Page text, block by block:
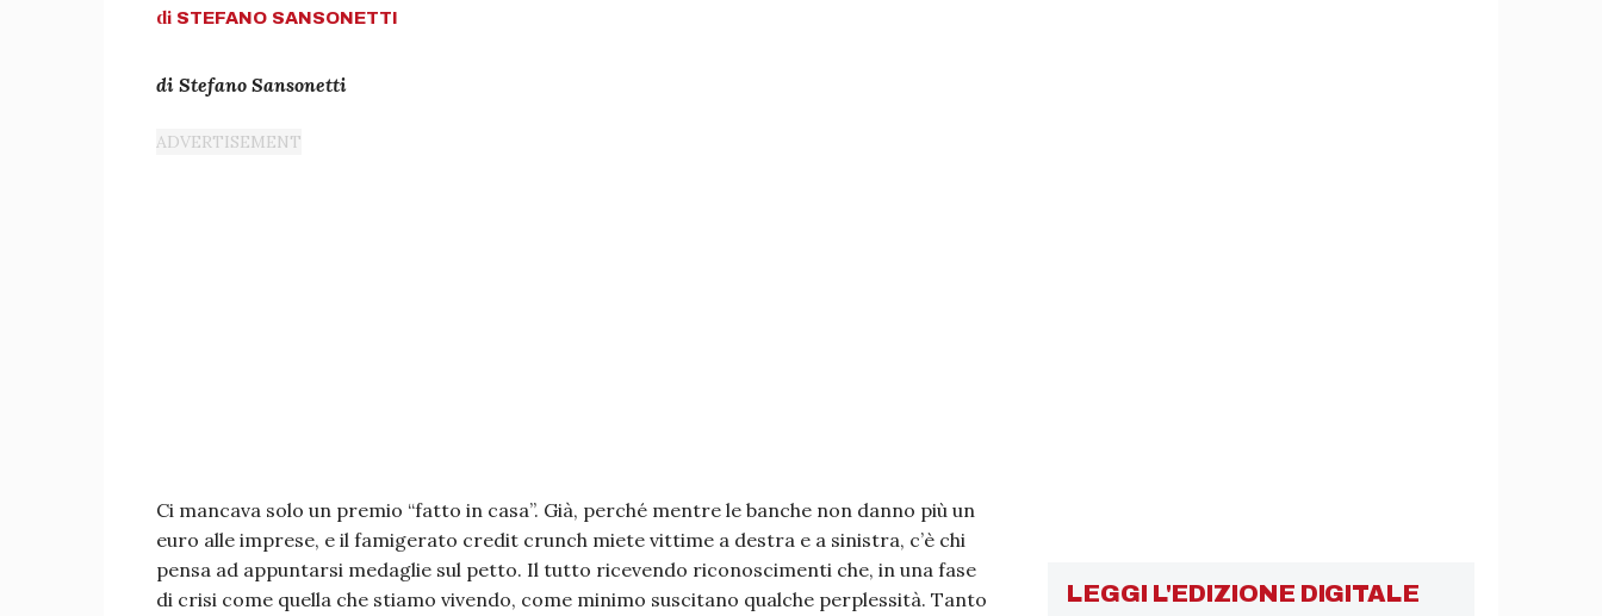
di STEFANO SANSONETTI
di Stefano Sansonetti
Ci mancava solo un premio “fatto in casa”. Già, perché mentre le banche non danno più un
euro alle imprese, e il famigerato credit crunch miete vittime a destra e a sinistra, c’è chi
pensa ad appuntarsi medaglie sul petto. Il tutto ricevendo riconoscimenti che, in una fase
di crisi come quella che stiamo vivendo, come minimo suscitano qualche perplessità. Tanto
LEGGI L'EDIZIONE DIGITALE